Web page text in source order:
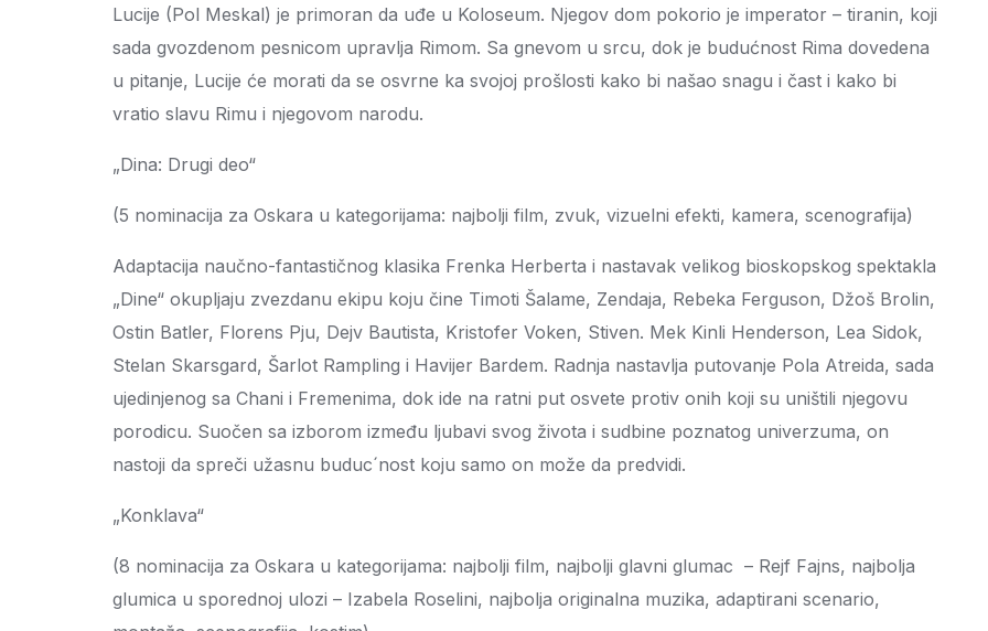
Lucije (Pol Meskal) je primoran da uđe u Koloseum. Njegov dom pokorio je imperator – tiranin, koji
sada gvozdenom pesnicom upravlja Rimom. Sa gnevom u srcu, dok je budućnost Rima dovedena
u pitanje, Lucije će morati da se osvrne ka svojoj prošlosti kako bi našao snagu i čast i kako bi
vratio slavu Rimu i njegovom narodu.
„Dina: Drugi deo“
(5 nominacija za Oskara u kategorijama: najbolji film, zvuk, vizuelni efekti, kamera, scenografija)
Adaptacija naučno-fantastičnog klasika Frenka Herberta i nastavak velikog bioskopskog spektakla
„Dine“ okupljaju zvezdanu ekipu koju čine Timoti Šalame, Zendaja, Rebeka Ferguson, Džoš Brolin,
Ostin Batler, Florens Pju, Dejv Bautista, Kristofer Voken, Stiven. Mek Kinli Henderson, Lea Sidok,
Stelan Skarsgard, Šarlot Rampling i Havijer Bardem. Radnja nastavlja putovanje Pola Atreida, sada
ujedinjenog sa Chani i Fremenima, dok ide na ratni put osvete protiv onih koji su uništili njegovu
porodicu. Suočen sa izborom između ljubavi svog života i sudbine poznatog univerzuma, on
nastoji da spreči užasnu buduc´nost koju samo on može da predvidi.
„Konklava“
(8 nominacija za Oskara u kategorijama: najbolji film, najbolji glavni glumac – Rejf Fajns, najbolja
glumica u sporednoj ulozi – Izabela Roselini, najbolja originalna muzika, adaptirani scenario,